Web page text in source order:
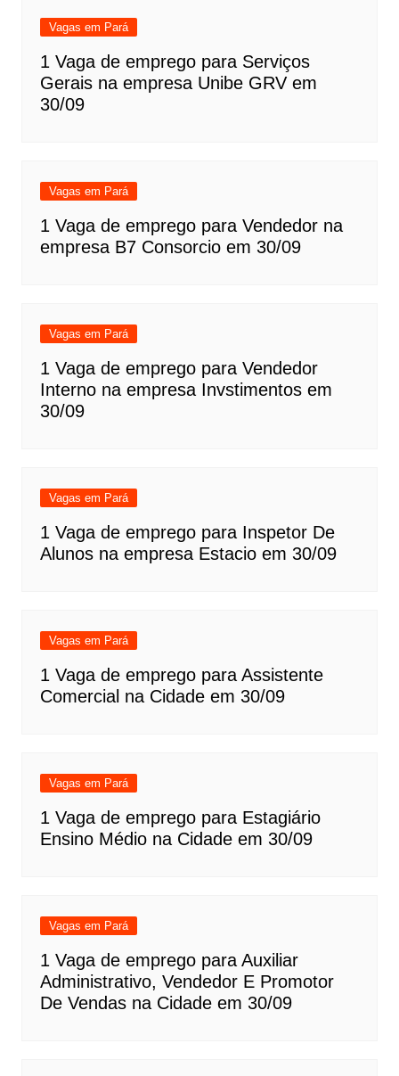
Vagas em Pará
1 Vaga de emprego para Serviços
Gerais na empresa Unibe GRV em
30/09
Vagas em Pará
1 Vaga de emprego para Vendedor na
empresa B7 Consorcio em 30/09
Vagas em Pará
1 Vaga de emprego para Vendedor
Interno na empresa Invstimentos em
30/09
Vagas em Pará
1 Vaga de emprego para Inspetor De
Alunos na empresa Estacio em 30/09
Vagas em Pará
1 Vaga de emprego para Assistente
Comercial na Cidade em 30/09
Vagas em Pará
1 Vaga de emprego para Estagiário
Ensino Médio na Cidade em 30/09
Vagas em Pará
1 Vaga de emprego para Auxiliar
Administrativo, Vendedor E Promotor
De Vendas na Cidade em 30/09